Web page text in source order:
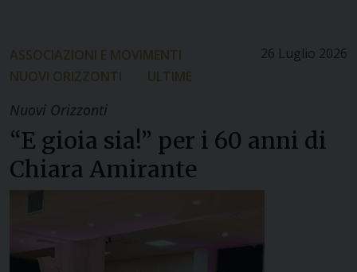
26 Luglio 2026
ASSOCIAZIONI E MOVIMENTI
NUOVI ORIZZONTI
ULTIME
Nuovi Orizzonti
“E gioia sia!” per i 60 anni di
Chiara Amirante